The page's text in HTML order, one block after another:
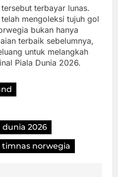
terbayar lunas.
mengoleksi tujuh gol
bukan hanya
terbaik sebelumnya,
untuk melangkah
Piala Dunia 2026.
2026
timnas norwegia